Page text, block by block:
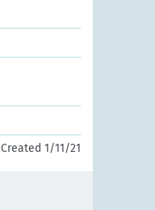
Created 1/11/21